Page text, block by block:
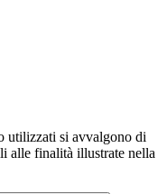
utilizzati si avvalgono di
alle finalità illustrate nella